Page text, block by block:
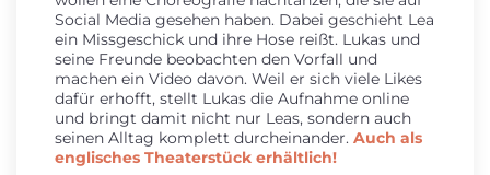
Social Media gesehen haben. Dabei geschieht Lea
ein Missgeschick und ihre Hose reißt. Lukas und
seine Freunde beobachten den Vorfall und
machen ein Video davon. Weil er sich viele Likes
dafür erhofft, stellt Lukas die Aufnahme online
und bringt damit nicht nur Leas, sondern auch
seinen Alltag komplett durcheinander. Auch als
englisches Theaterstück erhältlich!